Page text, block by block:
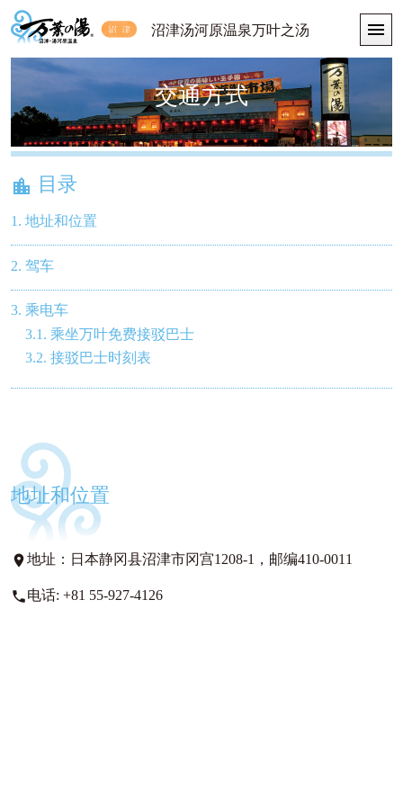
沼津汤河原温泉万叶之汤 
交通方式
 目录
1. 地址和位置
2. 驾车
3. 乘电车
3.1. 乘坐万叶免费接驳巴士
3.2. 接驳巴士时刻表
地址和位置
地址：日本静冈县沼津市冈宫1208-1，邮编410-0011
电话: +81 55-927-4126